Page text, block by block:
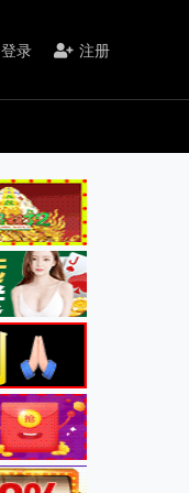
登录 注册